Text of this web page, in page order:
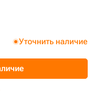
Уточнить наличие